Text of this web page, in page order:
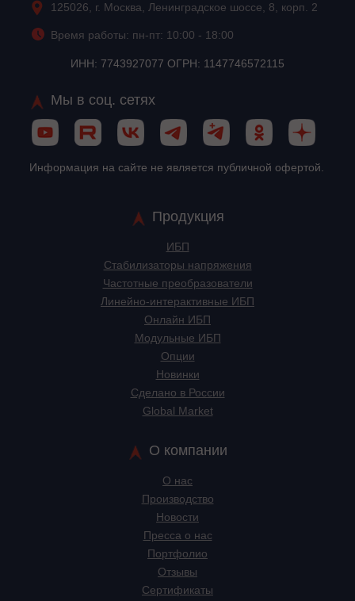
125026, г. Москва, Ленинградское шоссе, 8, корп. 2
Время работы: пн-пт: 10:00 - 18:00
ИНН: 7743927077 ОГРН: 1147746572115
Мы в соц. сетях
Информация на сайте не является публичной офертой.
Продукция
ИБП
Стабилизаторы напряжения
Частотные преобразователи
Линейно-интерактивные ИБП
Онлайн ИБП
Модульные ИБП
Опции
Новинки
Сделано в России
Global Market
О компании
О нас
Производство
Новости
Пресса о нас
Портфолио
Отзывы
Сертификаты